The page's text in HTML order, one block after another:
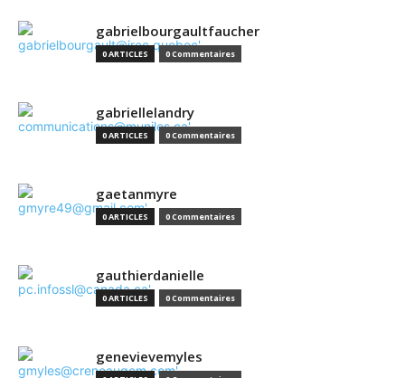
gabrielbourgaultfaucher
0 ARTICLES 0 Commentaires
gabriellelandry
0 ARTICLES 0 Commentaires
gaetanmyre
0 ARTICLES 0 Commentaires
gauthierdanielle
0 ARTICLES 0 Commentaires
genevievemyles